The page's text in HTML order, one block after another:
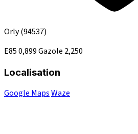
Orly(94537)
E850,899Gazole 2,250
Localisation
Google MapsWaze